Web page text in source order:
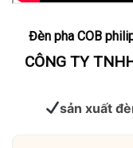
Đèn pha COB
CÔNG TY
sản xuất